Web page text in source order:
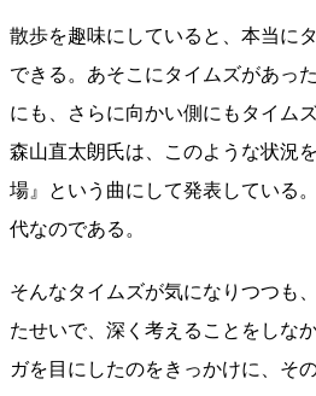
散歩を趣味にしていると、本当に
できる。あそこにタイムズがあっ
にも、さらに向かい側にもタイム
森山直太朗氏は、このような状況
場』という曲にして発表している
代なのである。
そんなタイムズが気になりつつも
たせいで、深く考えることをしな
ガを目にしたのをきっかけに、そ